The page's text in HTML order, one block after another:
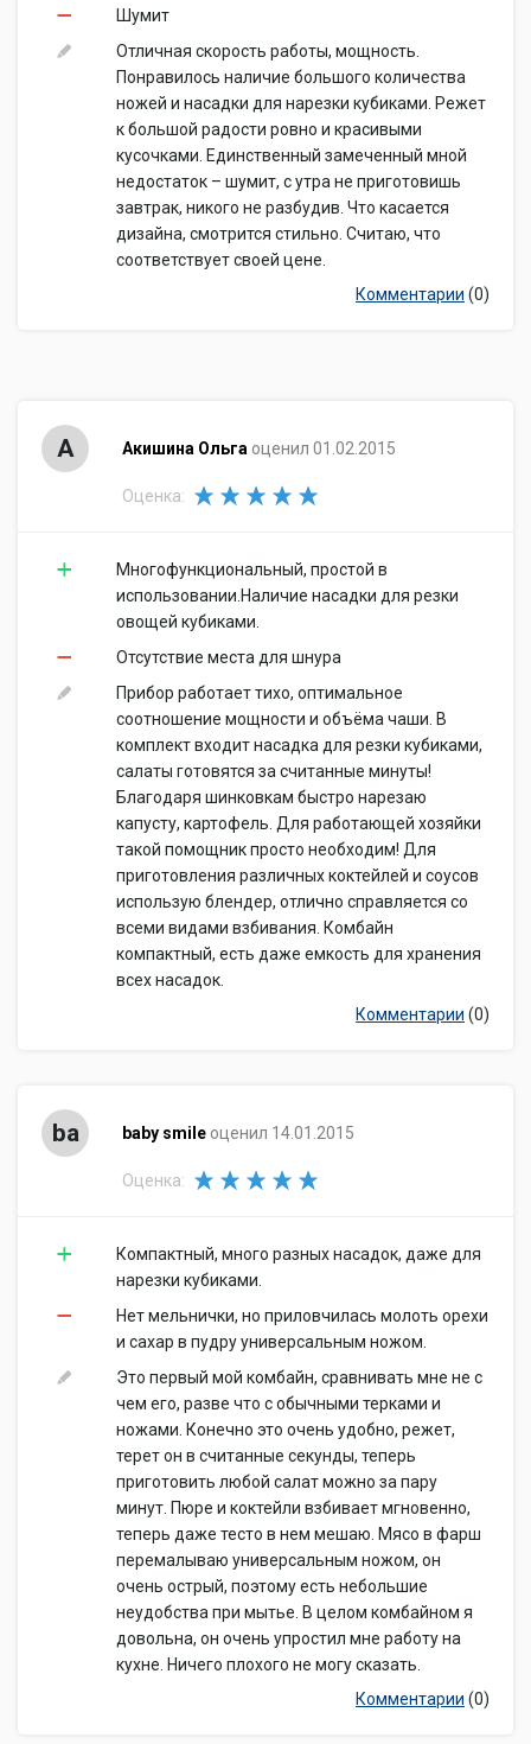
Шумит
Отличная скорость работы, мощность.
Понравилось наличие большого количества
ножей и насадки для нарезки кубиками. Режет
к большой радости ровно и красивыми
кусочками. Единственный замеченный мной
недостаток – шумит, с утра не приготовишь
завтрак, никого не разбудив. Что касается
дизайна, смотрится стильно. Считаю, что
соответствует своей цене.
Комментарии (0)
А Акишина Ольга оценил 01.02.2015
Оценка:
Многофункциональный, простой в
использовании.Наличие насадки для резки
овощей кубиками.
Отсутствие места для шнура
Прибор работает тихо, оптимальное
соотношение мощности и объёма чаши. В
комплект входит насадка для резки кубиками,
салаты готовятся за считанные минуты!
Благодаря шинковкам быстро нарезаю
капусту, картофель. Для работающей хозяйки
такой помощник просто необходим! Для
приготовления различных коктейлей и соусов
использую блендер, отлично справляется со
всеми видами взбивания. Комбайн
компактный, есть даже емкость для хранения
всех насадок.
Комментарии (0)
ba baby smile оценил 14.01.2015
Оценка:
Компактный, много разных насадок, даже для
нарезки кубиками.
Нет мельнички, но приловчилась молоть орехи
и сахар в пудру универсальным ножом.
Это первый мой комбайн, сравнивать мне не с
чем его, разве что с обычными терками и
ножами. Конечно это очень удобно, режет,
терет он в считанные секунды, теперь
приготовить любой салат можно за пару
минут. Пюре и коктейли взбивает мгновенно,
теперь даже тесто в нем мешаю. Мясо в фарш
перемалываю универсальным ножом, он
очень острый, поэтому есть небольшие
неудобства при мытье. В целом комбайном я
довольна, он очень упростил мне работу на
кухне. Ничего плохого не могу сказать.
Комментарии (0)